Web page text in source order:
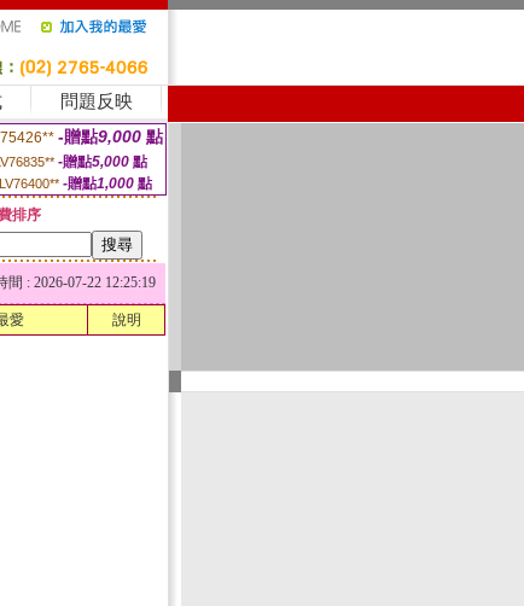
問題反映
-贈點9,000 點
-贈點5,000點
LV76400** -贈點1,000 點
排序
間 : 2026-07-22 12:25:19
愛 說明